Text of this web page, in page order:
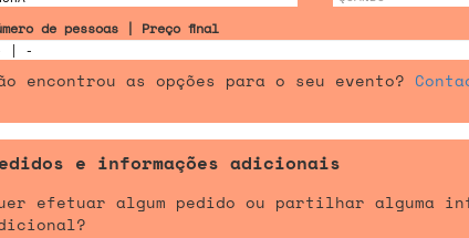
de pessoas | Preço final
encontrou as opções para o seu evento?
e informações adicionais
efetuar algum pedido ou partilhar alguma